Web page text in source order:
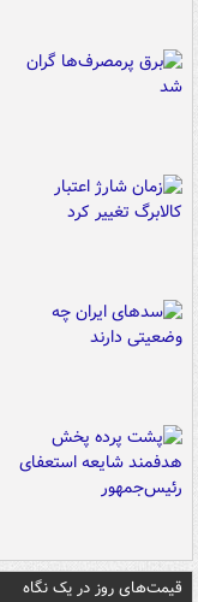
قیمت‌های روز در یک نگاه